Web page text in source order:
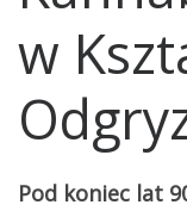
w
Pod koniec lat